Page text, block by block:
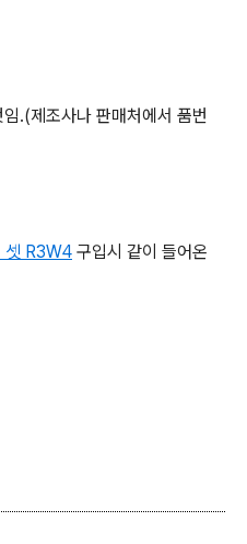
.(제조사나 판매처에서 품번
셋 R3W4 구입시 같이 들어온